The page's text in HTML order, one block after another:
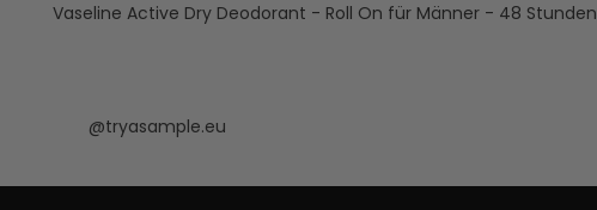
Vaseline Active Dry Deodorant - Roll On für Männer - 48 Stunden
@tryasample.eu